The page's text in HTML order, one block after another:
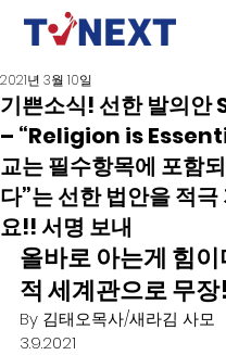
기쁜소식! 선한 발의안
– “Religion is
교는 필수항목에 포함
다”는 선한 법안을 적
요!! 서명 보내
2021년 3월 10일
올바로 아는게 힘이
적 세계관으로 무장!
By 김태오목사/새라김 사모
3.9.2021